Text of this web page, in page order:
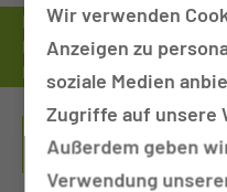
Medizinische Universität
Kliniken, Departments &
Facharztweiterbildung
PATHOLOGIE
Wir verwenden
Anzeigen zu
soziale Medien
Zugriffe auf unsere
Außerdem geben
Verwendung